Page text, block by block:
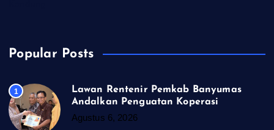
Popular Posts
1
Lawan Rentenir Pemkab Banyumas
Andalkan Penguatan Koperasi
Agustus 6, 2026